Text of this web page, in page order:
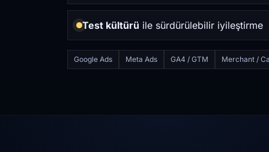
Test kültürü ile sürdürülebilir iyileştirme
Google Ads Meta Ads GA4 / GTM Merchant /